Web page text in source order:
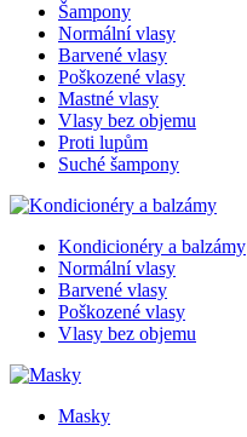
Šampony
Normální vlasy
Barvené vlasy
Poškozené vlasy
Mastné vlasy
Vlasy bez objemu
Proti lupům
Suché šampony
Kondicionéry a balzámy
Normální vlasy
Barvené vlasy
Poškozené vlasy
Vlasy bez objemu
Masky